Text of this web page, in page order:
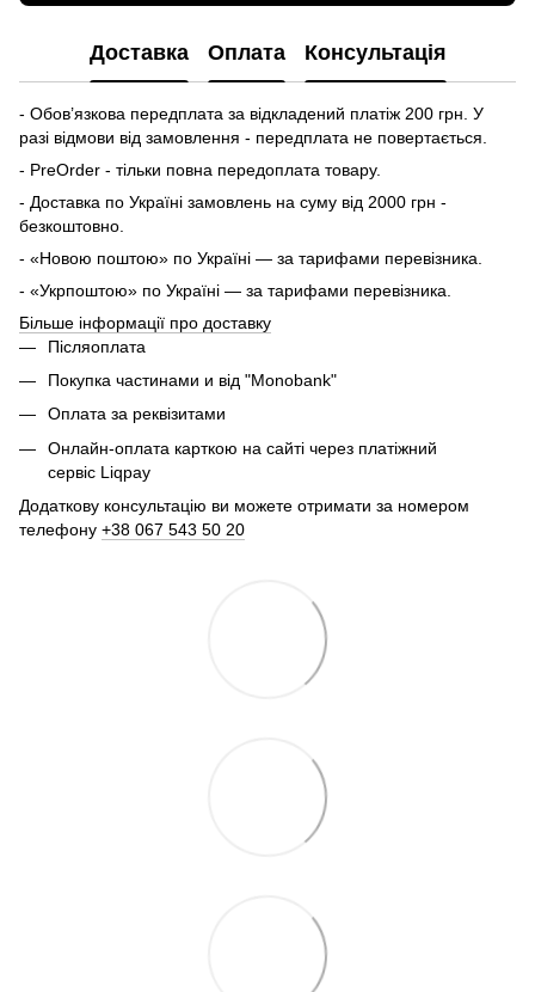
Доставка Оплата Консультація
- Обов’язкова передплата за відкладений платіж 200 грн. У
разі відмови від замовлення - передплата не повертається.
- PreOrder - тільки повна передоплата товару.
- Доставка по Україні замовлень на суму від 2000 грн -
безкоштовно.
- «Новою поштою» по Україні — за тарифами перевізника.
- «Укрпоштою» по Україні — за тарифами перевізника.
Більше інформації про доставку
Післяоплата
Покупка частинами и від "Monobank"
Оплата за реквізитами
Онлайн-оплата карткою на сайті через платіжний
сервіс Liqpay
Додаткову консультацію ви можете отримати за номером
телефону +38 067 543 50 20